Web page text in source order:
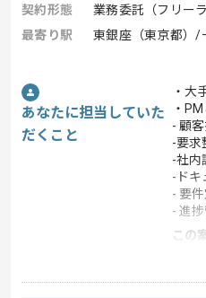
契約形態
業務委託（フリーラ
最寄り駅
東銀座（東京都）/
あなたに担当していた
だくこと
・大
・
- 顧
-要求
-社内
-ドキ
- 要
- 進
この